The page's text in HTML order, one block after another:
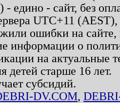
- едино - сайт, без
UTC+11
ошибки на
информации о
на актуальные
детей старше 16 лет.
субсидий.
DV.COM,